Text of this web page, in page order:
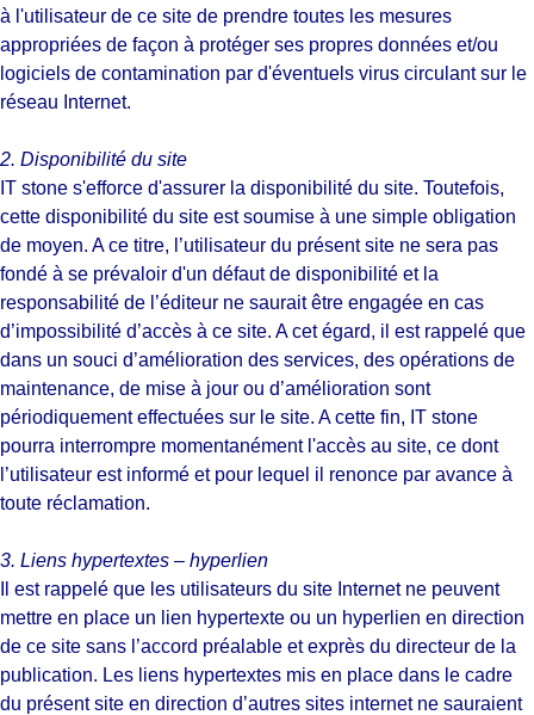
à l'utilisateur de ce site de prendre toutes les mesures
appropriées de façon à protéger ses propres données et/ou
logiciels de contamination par d'éventuels virus circulant sur le
réseau Internet.
2. Disponibilité du site
IT stone s'efforce d'assurer la disponibilité du site. Toutefois,
cette disponibilité du site est soumise à une simple obligation
de moyen. A ce titre, l’utilisateur du présent site ne sera pas
fondé à se prévaloir d'un défaut de disponibilité et la
responsabilité de l’éditeur ne saurait être engagée en cas
d’impossibilité d’accès à ce site. A cet égard, il est rappelé que
dans un souci d’amélioration des services, des opérations de
maintenance, de mise à jour ou d’amélioration sont
périodiquement effectuées sur le site. A cette fin, IT stone
pourra interrompre momentanément l'accès au site, ce dont
l’utilisateur est informé et pour lequel il renonce par avance à
toute réclamation.
3. Liens hypertextes – hyperlien
Il est rappelé que les utilisateurs du site Internet ne peuvent
mettre en place un lien hypertexte ou un hyperlien en direction
de ce site sans l’accord préalable et exprès du directeur de la
publication. Les liens hypertextes mis en place dans le cadre
du présent site en direction d’autres sites internet ne sauraient